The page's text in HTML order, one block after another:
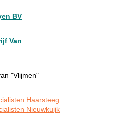
BV
Van
"Vlijmen"
Haarsteeg
Nieuwkuijk